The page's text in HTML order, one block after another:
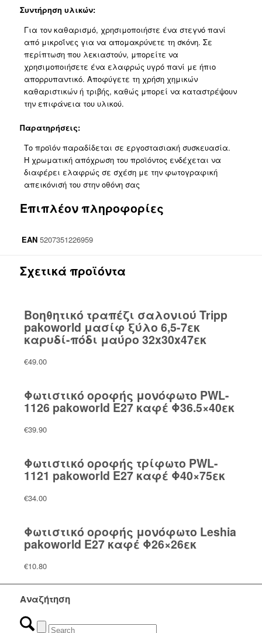
Συντήρηση υλικών:
Για τον καθαρισμό, χρησιμοποιήστε ένα στεγνό πανί
από μικροΐνες για να απομακρύνετε τη σκόνη. Σε
περίπτωση που λεκιαστούν, μπορείτε να
χρησιμοποιήσετε ένα ελαφρώς υγρό πανί με ήπιο
απορρυπαντικό. Αποφύγετε τη χρήση χημικών
καθαριστικών ή τριβής, καθώς μπορεί να καταστρέψουν
την επιφάνεια του υλικού.
Παρατηρήσεις:
Το προϊόν παραδίδεται σε εργοστασιακή συσκευασία.
Η χρωματική απόχρωση του προϊόντος ενδέχεται να
διαφέρει ελαφρώς σε σχέση με την φωτογραφική
απεικόνισή του στην οθόνη σας
Επιπλέον πληροφορίες
EAN 5207351226959
Σχετικά προϊόντα
Βοηθητικό τραπέζι σαλονιού Tripp
pakoworld μασίφ ξύλο 6,5-7εκ
καρυδί-πόδι μαύρο 32x30x47εκ
€49.00
Φωτιστικό οροφής μονόφωτο PWL-
1126 pakoworld Ε27 καφέ Φ36.5×40εκ
€39.90
Φωτιστικό οροφής τρίφωτο PWL-
1121 pakoworld Ε27 καφέ Φ40×75εκ
€34.00
Φωτιστικό οροφής μονόφωτο Leshia
pakoworld Ε27 καφέ Φ26×26εκ
€10.80
Αναζήτηση